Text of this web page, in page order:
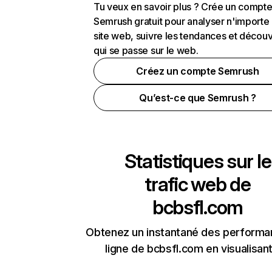
Tu veux en savoir plus ? Crée un compte
Semrush gratuit pour analyser n'importe
site web, suivre les tendances et
qui se passe sur le web.
Créez un compte Semrush
Qu’est-ce que Semrush ?
Statistiques sur le
trafic web de
bcbsfl.com
Obtenez un instantané des
ligne de bcbsfl.com en